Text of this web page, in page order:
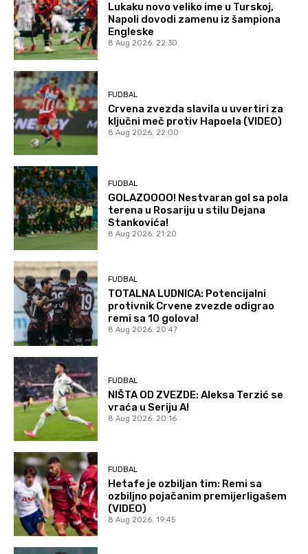
Lukaku novo veliko ime u Turskoj,
Napoli dovodi zamenu iz šampiona
Engleske
8 Aug 2026. 22:30
FUDBAL
Crvena zvezda slavila u uvertiri za
ključni meč protiv Hapoela (VIDEO)
8 Aug 2026. 22:00
FUDBAL
GOLAZOOOO! Nestvaran gol sa pola
terena u Rosariju u stilu Dejana
Stankovića!
8 Aug 2026. 21:20
FUDBAL
TOTALNA LUDNICA: Potencijalni
protivnik Crvene zvezde odigrao
remi sa 10 golova!
8 Aug 2026. 20:47
FUDBAL
NIŠTA OD ZVEZDE: Aleksa Terzić se
vraća u Seriju A!
8 Aug 2026. 20:16
FUDBAL
Hetafe je ozbiljan tim: Remi sa
ozbiljno pojačanim premijerligašem
(VIDEO)
8 Aug 2026. 19:45